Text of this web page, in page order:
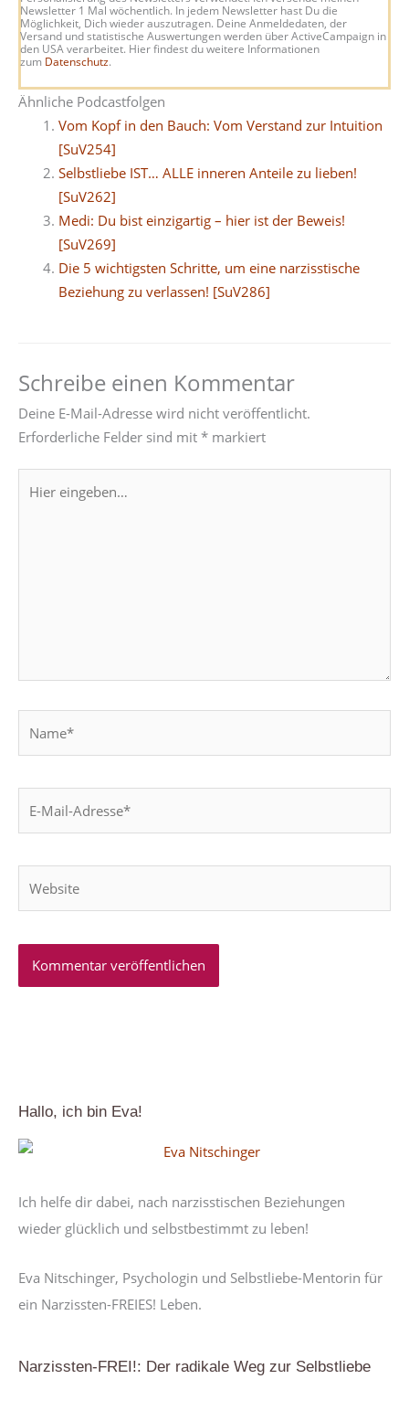
Newsletter 1 Mal wöchentlich. In jedem Newsletter hast Du die
Möglichkeit, Dich wieder auszutragen. Deine Anmeldedaten, der
Versand und statistische Auswertungen werden über ActiveCampaign in
den USA verarbeitet. Hier findest du weitere Informationen
zum Datenschutz.
Ähnliche Podcastfolgen
Vom Kopf in den Bauch: Vom Verstand zur Intuition
[SuV254]
Selbstliebe IST… ALLE inneren Anteile zu lieben!
[SuV262]
Medi: Du bist einzigartig – hier ist der Beweis!
[SuV269]
Die 5 wichtigsten Schritte, um eine narzisstische
Beziehung zu verlassen! [SuV286]
Schreibe einen Kommentar
Deine E-Mail-Adresse wird nicht veröffentlicht.
Erforderliche Felder sind mit * markiert
eingeben…
Hallo, ich bin Eva!
Ich helfe dir dabei, nach narzisstischen Beziehungen
wieder glücklich und selbstbestimmt zu leben!
Eva Nitschinger, Psychologin und Selbstliebe-Mentorin für
ein Narzissten-FREIES! Leben.
Narzissten-FREI!: Der radikale Weg zur Selbstliebe